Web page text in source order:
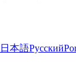
日本語Русский